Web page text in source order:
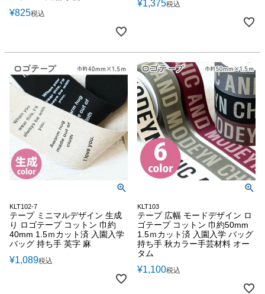
¥825税込
¥1,375税込
KLT102-7
テープ ミニマルデザイン 生成
り ロゴテープ コットン 巾約
40mm 1.5ｍカット済 入園入学
バッグ 持ち手 英字 麻
¥1,089税込
KLT103
テープ 広幅 モードデザイン ロ
ゴテープ コットン 巾約50mm
1.5ｍカット済 入園入学 バッグ
持ち手 秋カラー手芸材料 オー
タム
¥1,100税込